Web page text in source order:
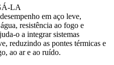
LA
em aço leve,
resistência ao fogo e
o a integrar sistemas
reduzindo as pontes térmicas e
ao ar e ao ruído.